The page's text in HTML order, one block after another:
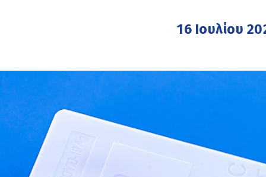
16 Ιουλίου